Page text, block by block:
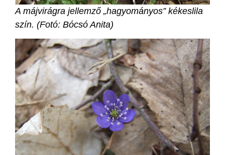
A májvirágra jellemző „hagyományos” kékeslila
szín. (Fotó: Bócsó Anita)